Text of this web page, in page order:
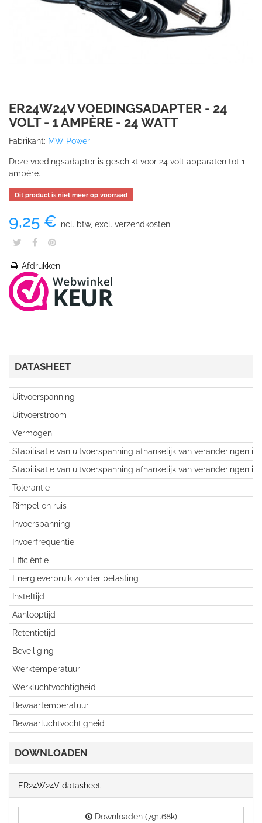
ER24W24V VOEDINGSADAPTER - 24
VOLT - 1 AMPÈRE - 24 WATT
Fabrikant: MW Power
Deze voedingsadapter is geschikt voor 24 volt apparaten tot 1
ampère.
Dit product is niet meer op voorraad
9,25 € incl. btw, excl. verzendkosten
Afdrukken
DATASHEET
Uitvoerspanning
Uitvoerstroom
Vermogen
Stabilisatie van uitvoerspanning afhankelijk van veranderingen in
Stabilisatie van uitvoerspanning afhankelijk van veranderingen in
Tolerantie
Rimpel en ruis
Invoerspanning
Invoerfrequentie
Efficiëntie
Energieverbruik zonder belasting
Insteltijd
Aanlooptijd
Retentietijd
Beveiliging
Werktemperatuur
Werkluchtvochtigheid
Bewaartemperatuur
Bewaarluchtvochtigheid
DOWNLOADEN
ER24W24V datasheet
Downloaden (791.68k)